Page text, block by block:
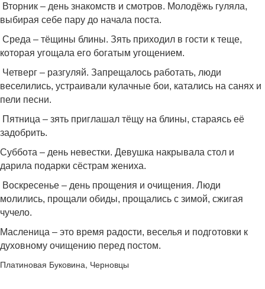
Вторник – день знакомств и смотров. Молодёжь гуляла,
выбирая себе пару до начала поста.
Среда – тёщины блины. Зять приходил в гости к теще,
которая угощала его богатым угощением.
Четверг – разгуляй. Запрещалось работать, люди
веселились, устраивали кулачные бои, катались на санях и
пели песни.
Пятница – зять приглашал тёщу на блины, стараясь её
задобрить.
Суббота – день невестки. Девушка накрывала стол и
дарила подарки сёстрам жениха.
Воскресенье – день прощения и очищения. Люди
молились, прощали обиды, прощались с зимой, сжигая
чучело.
Масленица – это время радости, веселья и подготовки к
духовному очищению перед постом.
Платиновая Буковина, Черновцы